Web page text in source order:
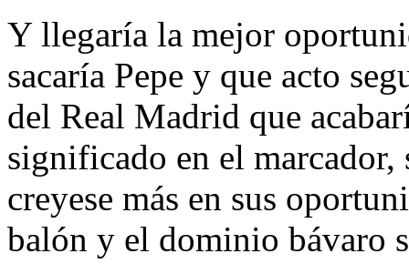
Y llegaría la mejor
sacaría Pepe y que acto
del Real Madrid que
significado en el
creyese más en sus
balón y el dominio bávaro